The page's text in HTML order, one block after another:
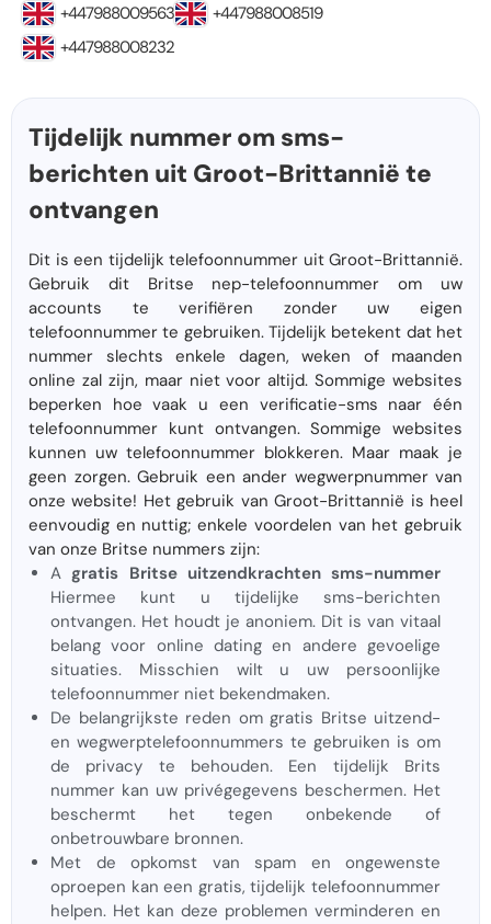
+447988009563
+447988008519
+447988008232
Tijdelijk nummer om sms-
berichten uit Groot-Brittannië te
ontvangen
Dit is een tijdelijk telefoonnummer uit Groot-Brittannië.
Gebruik dit Britse nep-telefoonnummer om uw
accounts te verifiëren zonder uw eigen
telefoonnummer te gebruiken. Tijdelijk betekent dat het
nummer slechts enkele dagen, weken of maanden
online zal zijn, maar niet voor altijd. Sommige websites
beperken hoe vaak u een verificatie-sms naar één
telefoonnummer kunt ontvangen. Sommige websites
kunnen uw telefoonnummer blokkeren. Maar maak je
geen zorgen. Gebruik een ander wegwerpnummer van
onze website! Het gebruik van Groot-Brittannië is heel
eenvoudig en nuttig; enkele voordelen van het gebruik
van onze Britse nummers zijn:
Agratis Britse uitzendkrachten sms-nummer
Hiermee kunt u tijdelijke sms-berichten
ontvangen. Het houdt je anoniem. Dit is van vitaal
belang voor online dating en andere gevoelige
situaties. Misschien wilt u uw persoonlijke
telefoonnummer niet bekendmaken.
De belangrijkste reden om gratis Britse uitzend-
en wegwerptelefoonnummers te gebruiken is om
de privacy te behouden. Een tijdelijk Brits
nummer kan uw privégegevens beschermen. Het
beschermt het tegen onbekende of
onbetrouwbare bronnen.
Met de opkomst van spam en ongewenste
oproepen kan een gratis, tijdelijk telefoonnummer
helpen. Het kan deze problemen verminderen en